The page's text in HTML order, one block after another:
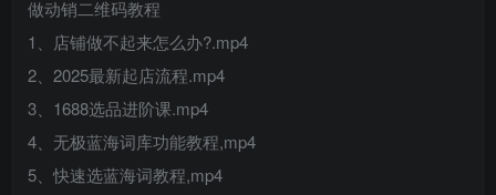
做动销二维码教程
1、店铺做不起来怎么办?.mp4
2、2025最新起店流程.mp4
3、1688选品进阶课.mp4
4、无极蓝海词库功能教程,mp4
5、快速选蓝海词教程,mp4